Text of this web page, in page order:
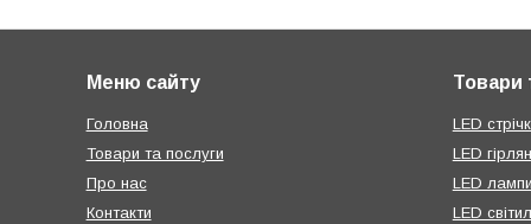
Меню сайту
Головна
Товари та послуги
Про нас
Контакти
Товари
LED
LED
LED лампи
LED